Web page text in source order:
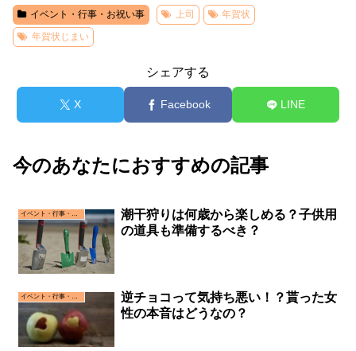
イベント・行事・お祝い事 上司
年賀状
年賀状じまい
シェアする
X Facebook LINE
今のあなたにおすすめの記事
イベント・行事・お祝い事
潮干狩りは何歳から楽しめる？子供用
の道具も準備するべき？
イベント・行事・お祝い事
逆チョコって気持ち悪い！？貰った女
性の本音はどうなの？